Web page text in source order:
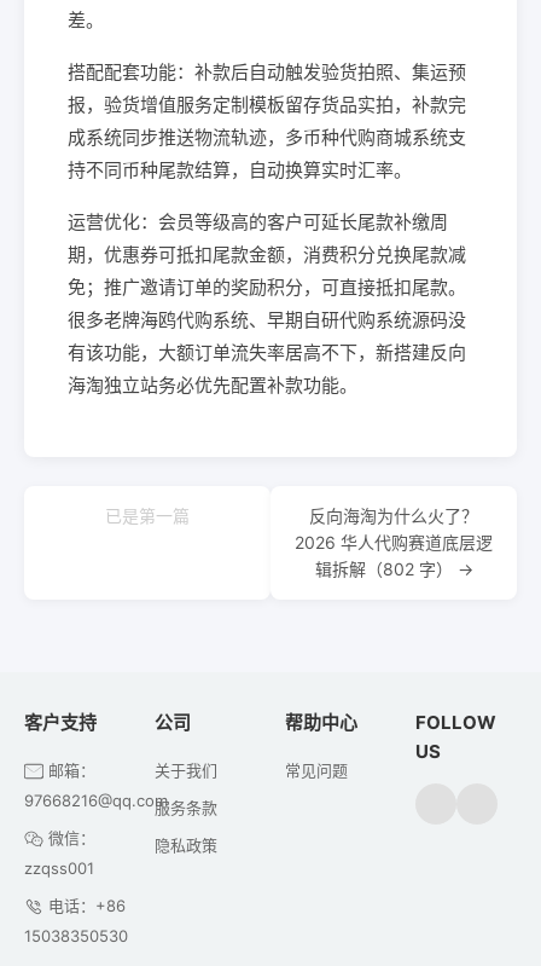
差。
搭配配套功能：补款后自动触发验货拍照、集运预
报，验货增值服务定制模板留存货品实拍，补款完
成系统同步推送物流轨迹，多币种代购商城系统支
持不同币种尾款结算，自动换算实时汇率。
运营优化：会员等级高的客户可延长尾款补缴周
期，优惠券可抵扣尾款金额，消费积分兑换尾款减
免；推广邀请订单的奖励积分，可直接抵扣尾款。
很多老牌海鸥代购系统、早期自研代购系统源码没
有该功能，大额订单流失率居高不下，新搭建反向
海淘独立站务必优先配置补款功能。
已是第一篇
反向海淘为什么火了？
2026 华人代购赛道底层逻
辑拆解（802 字） →
客户支持
邮箱：
97668216@qq.com
微信：
zzqss001
电话：+86
15038350530
公司
关于我们
服务条款
隐私政策
帮助中心
常见问题
FOLLOW
US